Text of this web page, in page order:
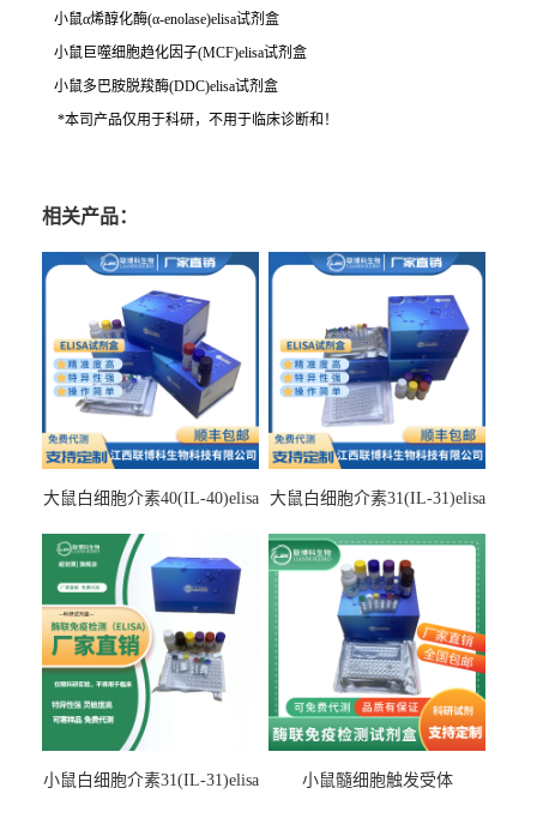
小鼠α烯醇化酶(α-enolase)elisa试剂盒
小鼠巨噬细胞趋化因子(MCF)elisa试剂盒
小鼠多巴胺脱羧酶(DDC)elisa试剂盒
*本司产品仅用于科研，不用于临床诊断和！
相关产品：
大鼠白细胞介素40(IL-40)elisa
大鼠白细胞介素31(IL-31)elisa
小鼠白细胞介素31(IL-31)elisa
小鼠髓细胞触发受体